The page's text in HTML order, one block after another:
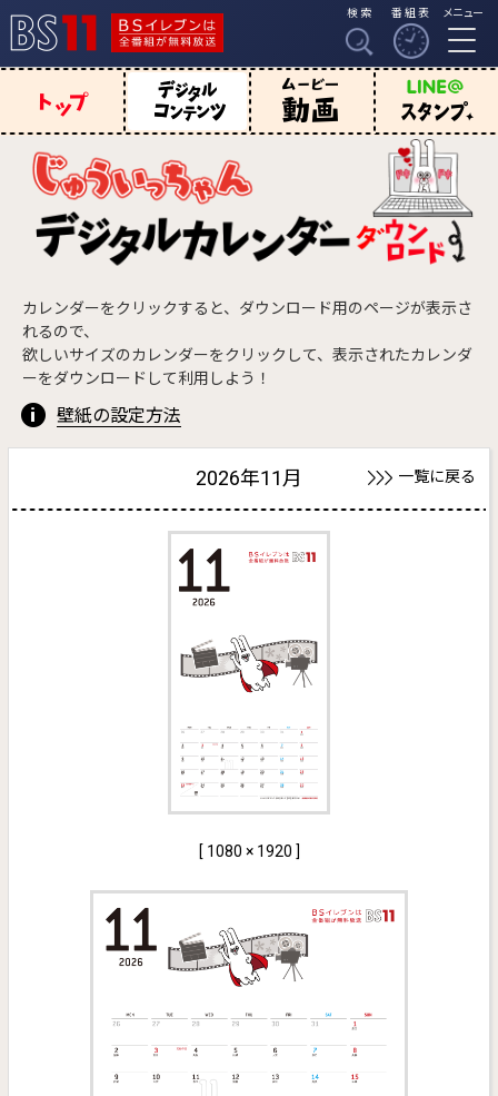
BSイレブンは全番組
が無料放送
検索 番組表 メニュー
じゅういっち
ゃん トップ
デジタルコン
テンツ
じゅういっちゃ
んのスタンプ
カレンダーをクリックすると、ダウンロード用のページが表示さ
れるので、
欲しいサイズのカレンダーをクリックして、表示されたカレンダ
ーをダウンロードして利用しよう！
壁紙の設定方法
2026年11月 一覧に戻る
[ 1080 × 1920 ]